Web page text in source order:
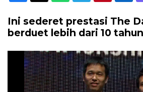
Ini sederet prestasi The
berduet lebih dari 10 tahun